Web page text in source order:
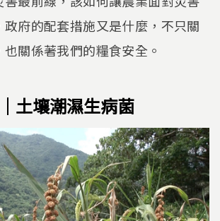
府的配套措施又是什麼，不只關
關係著我們的糧食安全。
土壤潮濕生病菌